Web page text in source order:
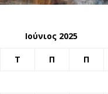
Ιούνιος 2025
Τ Π Π